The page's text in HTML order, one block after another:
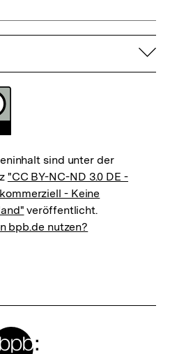
sind unter der
"CC BY-NC-ND 3.0 DE -
- Keine
veröffentlicht.
bpb.de nutzen?